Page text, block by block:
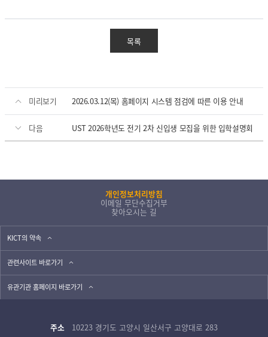
수의계약 현황
부패징계현황
목록
미리보기 2026.03.12(목) 홈페이지 시스템 점검에 따른 이용 안내
다음 UST 2026학년도 전기 2차 신입생 모집을 위한 입학설명회
개인정보처리방침
이메일 무단수집거부
찾아오시는 길
KICT의 약속
관련사이트 바로가기
유관기관 홈페이지 바로가기
주소
10223 경기도 고양시 일산서구 고양대로 283